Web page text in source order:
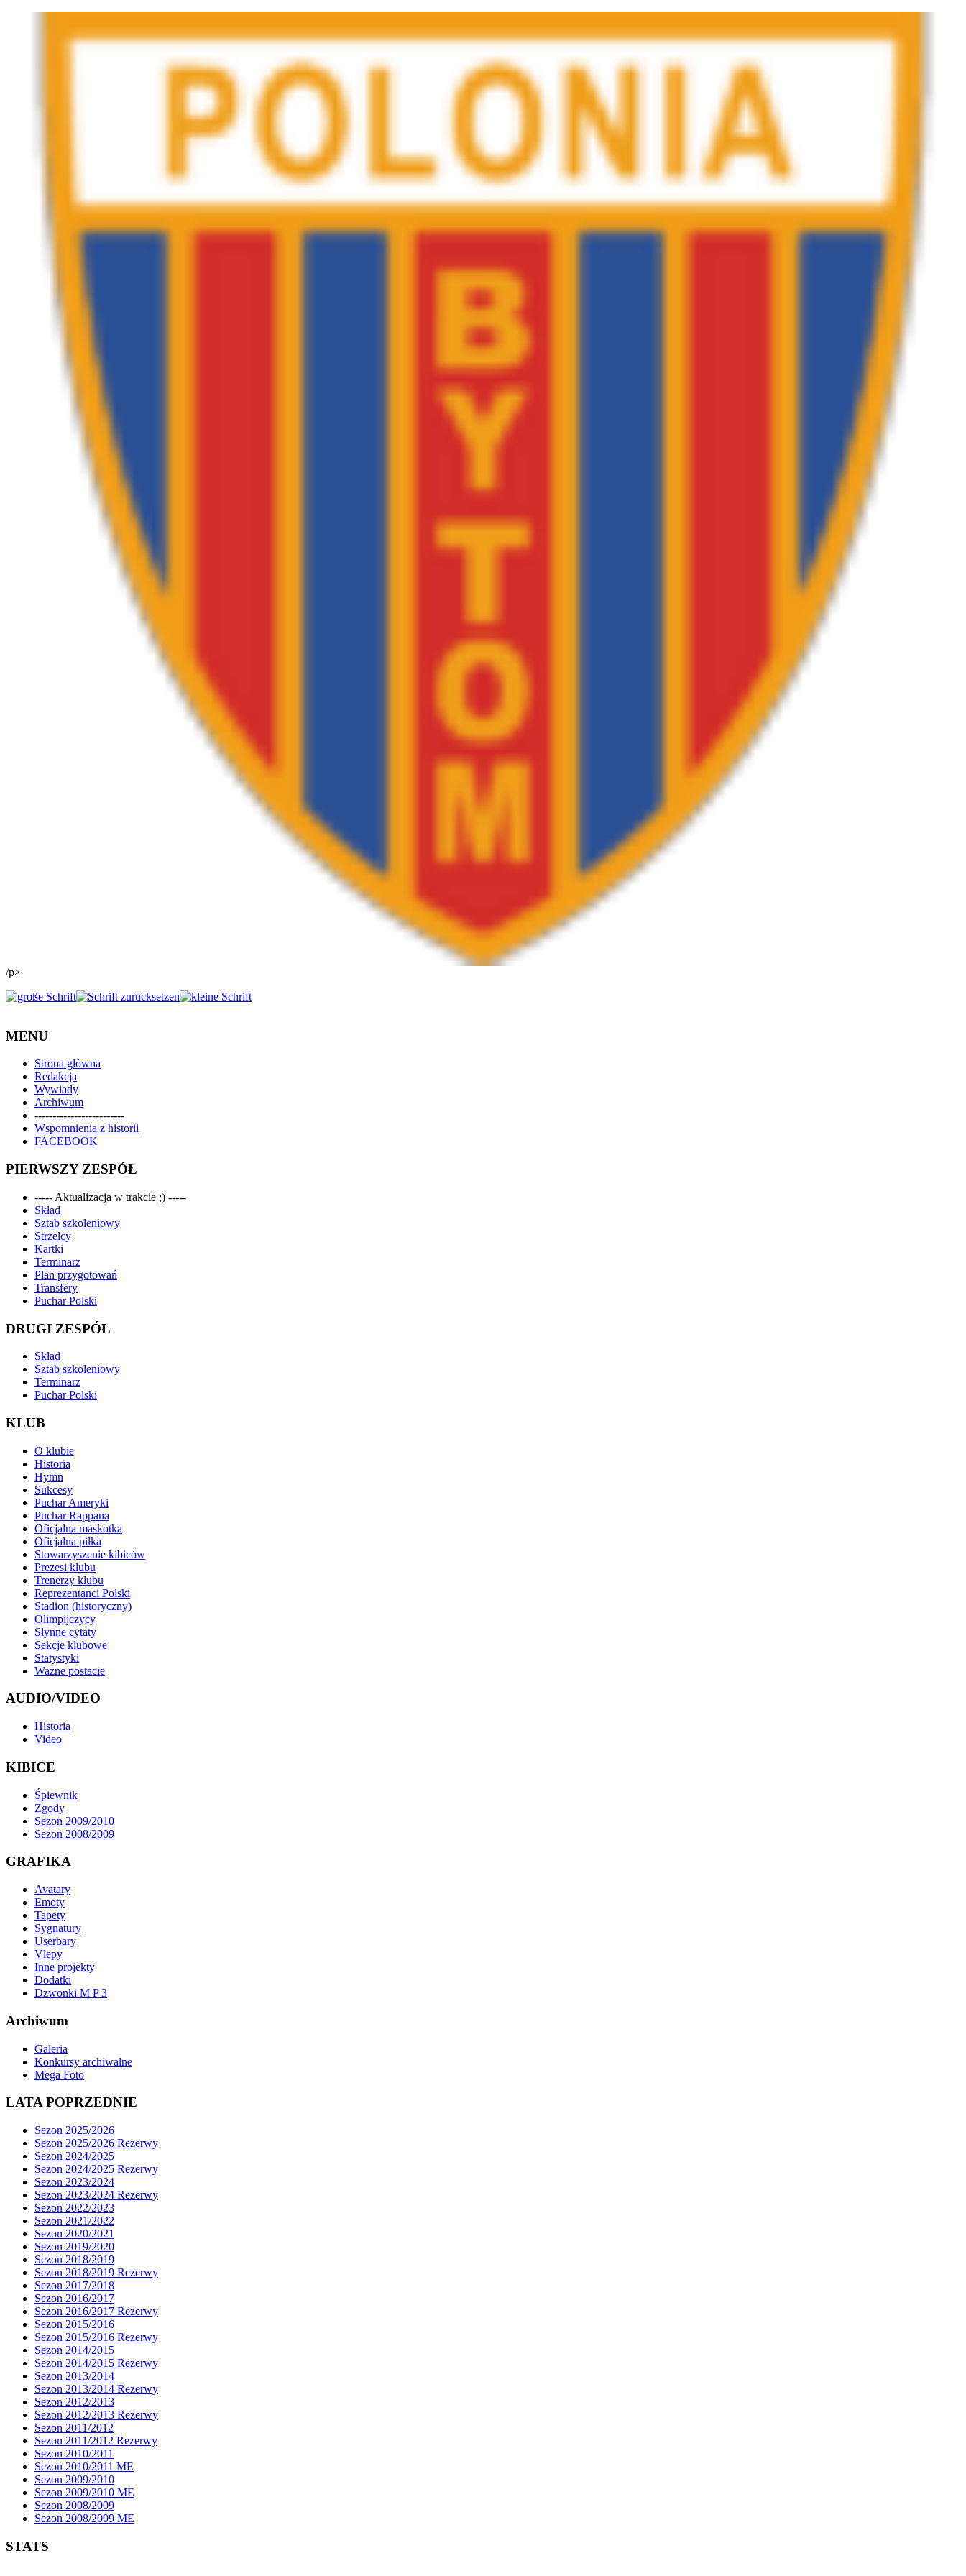
/p>
MENU
Strona główna
Redakcja
Wywiady
Archiwum
-------------------------
Wspomnienia z historii
FACEBOOK
PIERWSZY ZESPÓŁ
----- Aktualizacja w trakcie ;) -----
Skład
Sztab szkoleniowy
Strzelcy
Kartki
Terminarz
Plan przygotowań
Transfery
Puchar Polski
DRUGI ZESPÓŁ
Skład
Sztab szkoleniowy
Terminarz
Puchar Polski
KLUB
O klubie
Historia
Hymn
Sukcesy
Puchar Ameryki
Puchar Rappana
Oficjalna maskotka
Oficjalna piłka
Stowarzyszenie kibiców
Prezesi klubu
Trenerzy klubu
Reprezentanci Polski
Stadion (historyczny)
Olimpijczycy
Słynne cytaty
Sekcje klubowe
Statystyki
Ważne postacie
AUDIO/VIDEO
Historia
Video
KIBICE
Śpiewnik
Zgody
Sezon 2009/2010
Sezon 2008/2009
GRAFIKA
Avatary
Emoty
Tapety
Sygnatury
Userbary
Vlepy
Inne projekty
Dodatki
Dzwonki M P 3
Archiwum
Galeria
Konkursy archiwalne
Mega Foto
LATA POPRZEDNIE
Sezon 2025/2026
Sezon 2025/2026 Rezerwy
Sezon 2024/2025
Sezon 2024/2025 Rezerwy
Sezon 2023/2024
Sezon 2023/2024 Rezerwy
Sezon 2022/2023
Sezon 2021/2022
Sezon 2020/2021
Sezon 2019/2020
Sezon 2018/2019
Sezon 2018/2019 Rezerwy
Sezon 2017/2018
Sezon 2016/2017
Sezon 2016/2017 Rezerwy
Sezon 2015/2016
Sezon 2015/2016 Rezerwy
Sezon 2014/2015
Sezon 2014/2015 Rezerwy
Sezon 2013/2014
Sezon 2013/2014 Rezerwy
Sezon 2012/2013
Sezon 2012/2013 Rezerwy
Sezon 2011/2012
Sezon 2011/2012 Rezerwy
Sezon 2010/2011
Sezon 2010/2011 ME
Sezon 2009/2010
Sezon 2009/2010 ME
Sezon 2008/2009
Sezon 2008/2009 ME
STATS